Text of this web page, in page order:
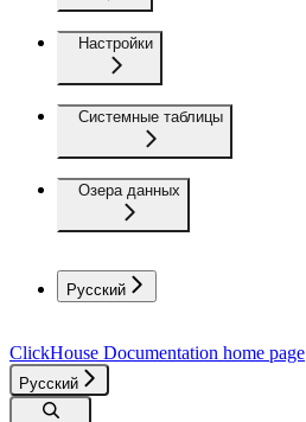
Настройки
Системные таблицы
Озера данных
Русский
ClickHouse Documentation home page
Русский